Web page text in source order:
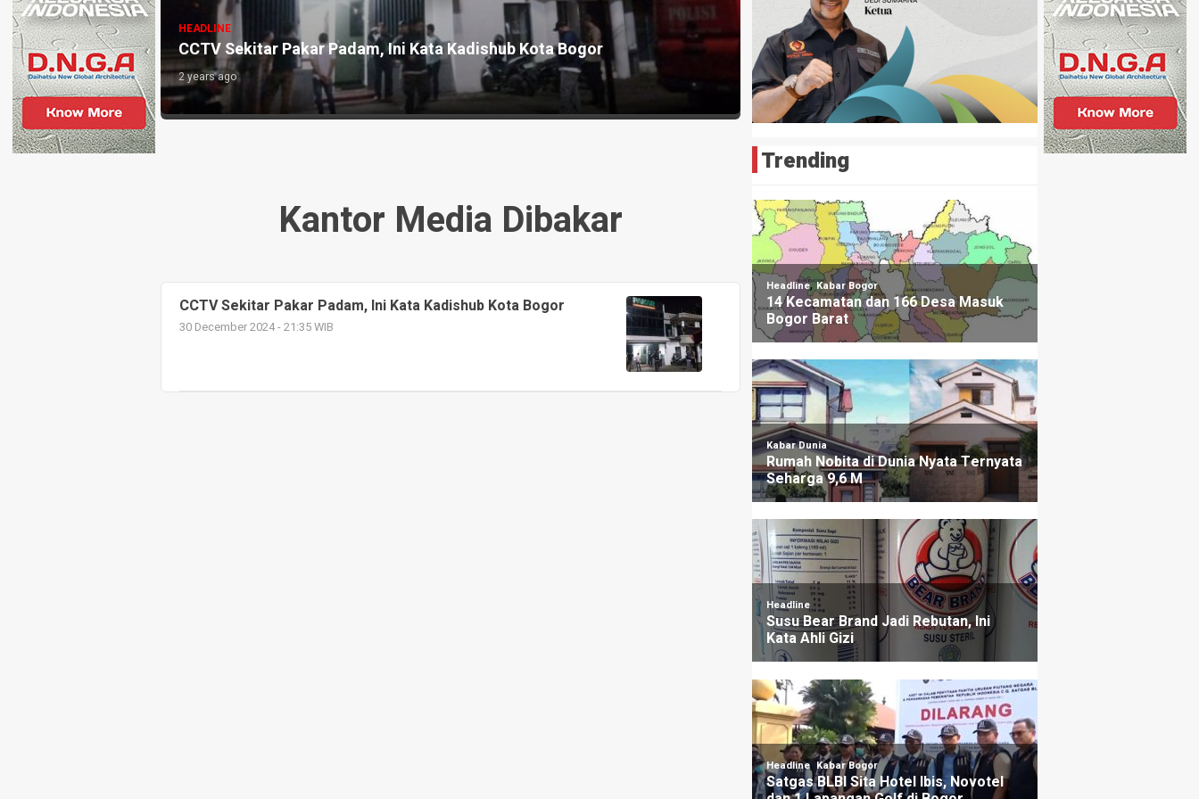
HEADLINE
CCTV Sekitar Pakar Padam, Ini Kata Kadishub Kota Bogor
2 years ago
Kantor Media Dibakar
CCTV Sekitar Pakar Padam, Ini Kata Kadishub Kota Bogor
30 December 2024 - 21:35 WIB
Trending